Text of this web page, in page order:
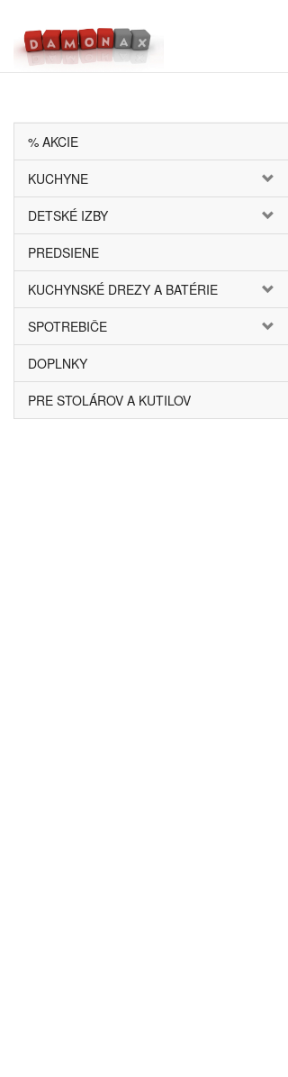
% AKCIE
KUCHYNE
DETSKÉ IZBY
PREDSIENE
KUCHYNSKÉ DREZY A BATÉRIE
SPOTREBIČE
DOPLNKY
PRE STOLÁROV A KUTILOV